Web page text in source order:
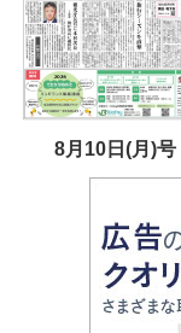
8月10日(月)号